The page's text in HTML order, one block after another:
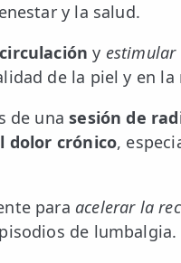
y la salud.
y estimular
de la piel y en
de unasesión de
dolor crónico,
para acelerar la
de lumbalgia.